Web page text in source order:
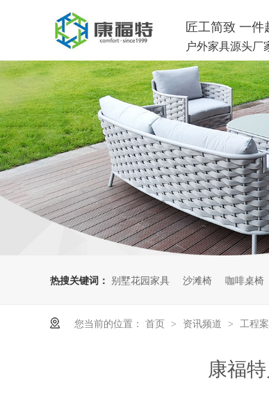
匠工简致 一件
户外家具源头厂
热搜关键词： 别墅花园家具 沙滩椅 咖啡桌椅
您当前的位置： 首页 > 资讯频道 > 工程
康福